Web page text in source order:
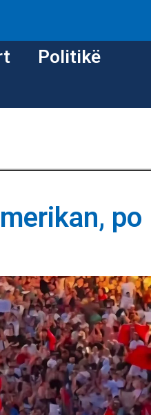
Politikë
po